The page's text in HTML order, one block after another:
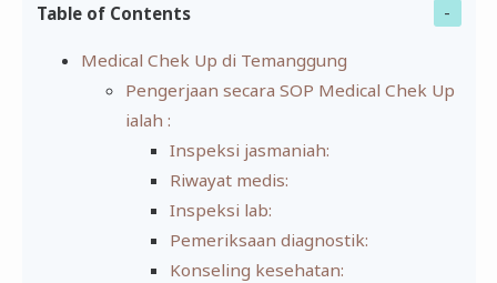
Table of Contents
Medical Chek Up di Temanggung
Pengerjaan secara SOP Medical Chek Up
ialah :
Inspeksi jasmaniah:
Riwayat medis:
Inspeksi lab:
Pemeriksaan diagnostik:
Konseling kesehatan: